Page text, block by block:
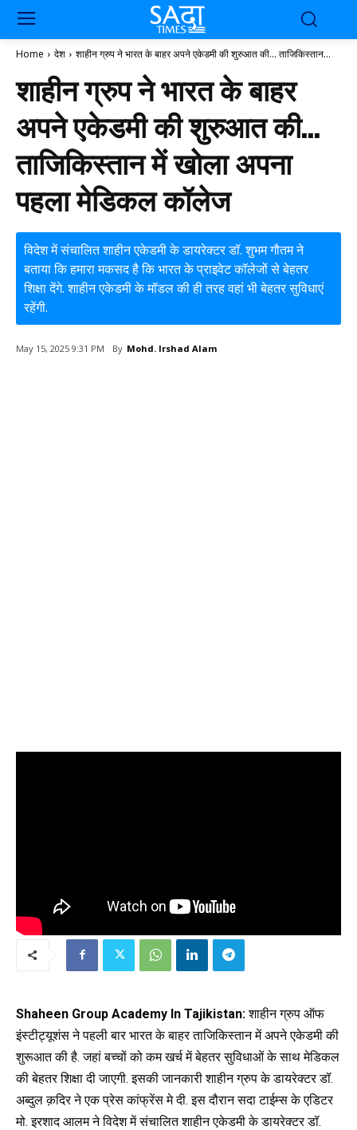
Home देश शाहीन ग्रुप ने भारत के बाहर अपने एकेडमी की शुरुआत की... ताजिकिस्तान...
शाहीन ग्रुप ने भारत के बाहर
अपने एकेडमी की शुरुआत की…
ताजिकिस्तान में खोला अपना
पहला मेडिकल कॉलेज
विदेश में संचालित शाहीन एकेडमी के डायरेक्टर डॉ. शुभम गौतम ने
बताया कि हमारा मकसद है कि भारत के प्राइवेट कॉलेजों से बेहतर
शिक्षा देंगे. शाहीन एकेडमी के मॉडल की ही तरह वहां भी बेहतर सुविधाएं
रहेंगी.
May 15, 2025 9:31 PM By Mohd. Irshad Alam
Shaheen Group Academy In Tajikistan:शाहीन ग्रुप ऑफ
इंस्टीट्यूशंस ने पहली बार भारत के बाहर ताजिकिस्तान में अपने एकेडमी की
शुरूआत की है. जहां बच्चों को कम खर्च में बेहतर सुविधाओं के साथ मेडिकल
की बेहतर शिक्षा दी जाएगी. इसकी जानकारी शाहीन ग्रुप के डायरेक्टर डॉ.
अब्दुल क़दिर ने एक प्रेस कांफ्रेंस मे दी. इस दौरान सदा टाईम्स के एडिटर
मो. इरशाद आलम ने विदेश में संचालित शाहीन एकेडमी के डायरेक्टर डॉ.